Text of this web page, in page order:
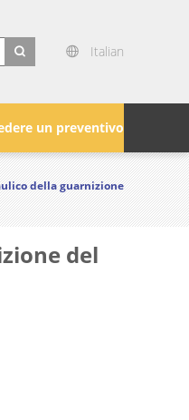
Italian
un preventivo
della guarnizione
del